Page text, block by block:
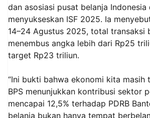
dan asosiasi pusat belanja Indonesia
menyukseskan ISF 2025. Ia
14–24 Agustus 2025, total transaksi
menembus angka lebih dari Rp25
target Rp23 triliun.
“Ini bukti bahwa ekonomi kita masih
BPS menunjukkan kontribusi sektor
mencapai 12,5% terhadap PDRB
belanja bukan hanya tempat